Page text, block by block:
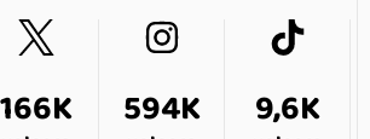
166K 594K 9,6K